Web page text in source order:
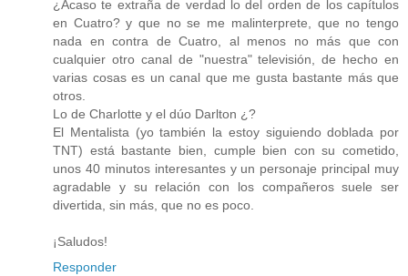
¿Acaso te extraña de verdad lo del orden de los capítulos
en Cuatro? y que no se me malinterprete, que no tengo
nada en contra de Cuatro, al menos no más que con
cualquier otro canal de "nuestra" televisión, de hecho en
varias cosas es un canal que me gusta bastante más que
otros.
Lo de Charlotte y el dúo Darlton ¿?
El Mentalista (yo también la estoy siguiendo doblada por
TNT) está bastante bien, cumple bien con su cometido,
unos 40 minutos interesantes y un personaje principal muy
agradable y su relación con los compañeros suele ser
divertida, sin más, que no es poco.
¡Saludos!
Responder